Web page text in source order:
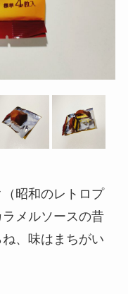
昭和のレトロプ
メルソースの昔
、味はまちがい